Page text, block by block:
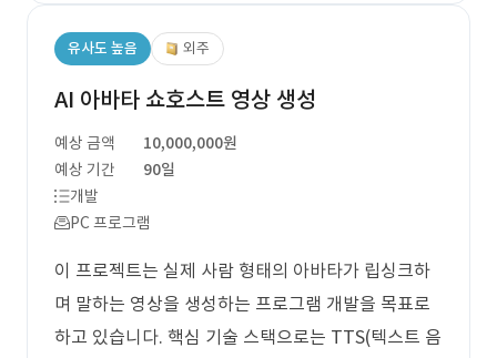
유사도 높음 외주
AI 아바타 쇼호스트 영상 생성
예상 금액
10,000,000원
예상 기간
90일
개발
PC 프로그램
이 프로젝트는 실제 사람 형태의 아바타가 립싱크하
며 말하는 영상을 생성하는 프로그램 개발을 목표로
하고 있습니다. 핵심 기술 스택으로는 TTS(텍스트 음